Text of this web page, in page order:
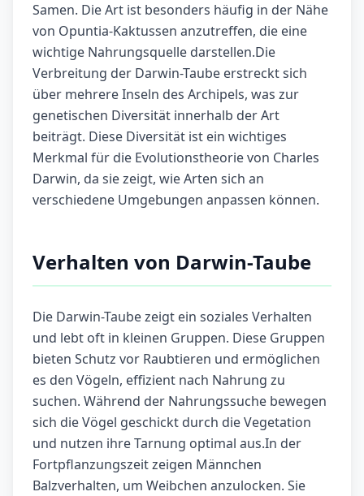
Samen. Die Art ist besonders häufig in der Nähe
von Opuntia-Kaktussen anzutreffen, die eine
wichtige Nahrungsquelle darstellen.Die
Verbreitung der Darwin-Taube erstreckt sich
über mehrere Inseln des Archipels, was zur
genetischen Diversität innerhalb der Art
beiträgt. Diese Diversität ist ein wichtiges
Merkmal für die Evolutionstheorie von Charles
Darwin, da sie zeigt, wie Arten sich an
verschiedene Umgebungen anpassen können.
Verhalten von Darwin-Taube
Die Darwin-Taube zeigt ein soziales Verhalten
und lebt oft in kleinen Gruppen. Diese Gruppen
bieten Schutz vor Raubtieren und ermöglichen
es den Vögeln, effizient nach Nahrung zu
suchen. Während der Nahrungssuche bewegen
sich die Vögel geschickt durch die Vegetation
und nutzen ihre Tarnung optimal aus.In der
Fortpflanzungszeit zeigen Männchen
Balzverhalten, um Weibchen anzulocken. Sie